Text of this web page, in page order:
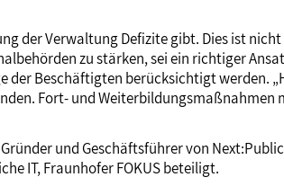
der Verwaltung Defizite gibt. Dies ist
zu stärken, sei ein richtiger
Beschäftigten berücksichtigt werden.
Fort- und
und Geschäftsführer von
IT, Fraunhofer FOKUS beteiligt.